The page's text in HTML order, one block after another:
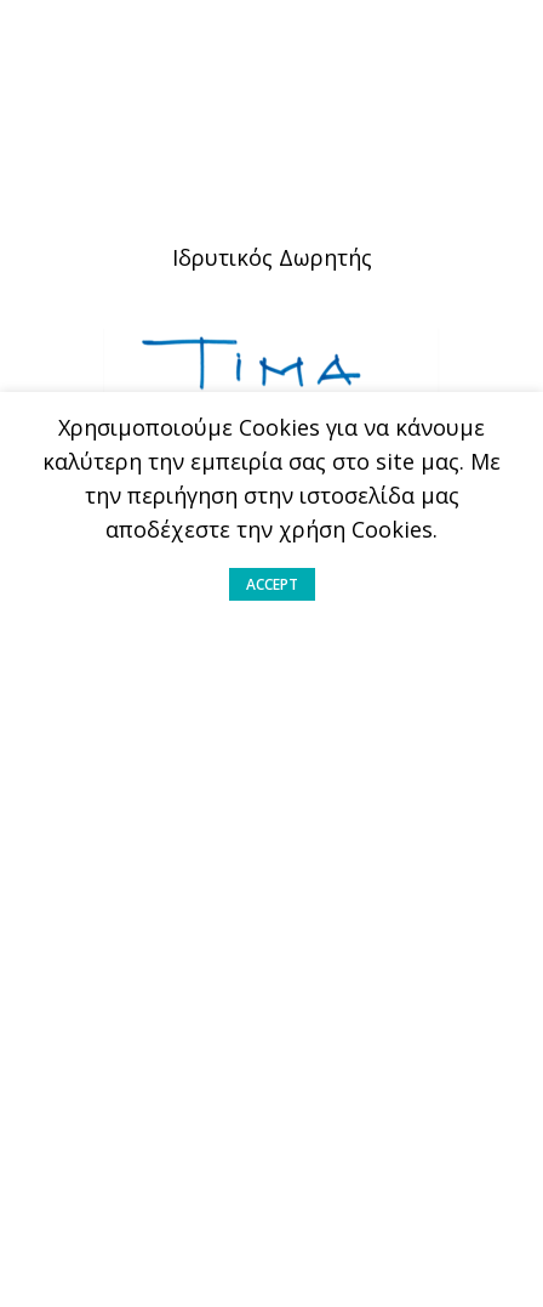
Ιδρυτικός Δωρητής
Σε συνεργασία με
Xρησιμοποιούμε Cookies για να κάνουμε
καλύτερη την εμπειρία σας στο site μας. Με
την περιήγηση στην ιστοσελίδα μας
αποδέχεστε την χρήση Cookies.
ACCEPT